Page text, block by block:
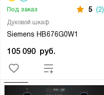
Духовой шкаф
Siemens HB676G0W1
Под заказ 5 (2)
105 090 руб.